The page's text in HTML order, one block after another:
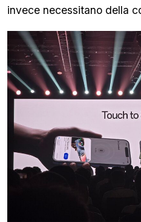
invece necessitano della